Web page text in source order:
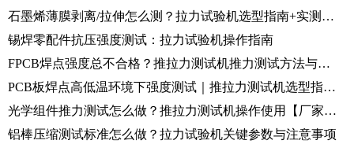
石墨烯薄膜剥离/拉伸怎么测？拉力试验机选型指南+实测演示
锡焊零配件抗压强度测试：拉力试验机操作指南
FPCB焊点强度总不合格？推拉力测试机推力测试方法与判定标准
PCB板焊点高低温环境下强度测试｜推拉力测试机选型指南+实测演示
光学组件推力测试怎么做？推拉力测试机操作使用【厂家实测】
铝棒压缩测试标准怎么做？拉力试验机关键参数与注意事项